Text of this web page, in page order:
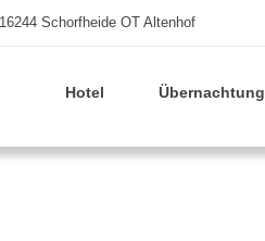
Schorfheide OT Altenhof
Hotel Übernachtung